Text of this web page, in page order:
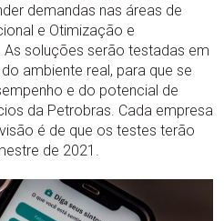
demandas nas áreas de
e Otimização e
soluções serão testadas em
ambiente real, para que se
e do potencial de
da Petrobras. Cada empresa
é de que os testes terão
de 2021.